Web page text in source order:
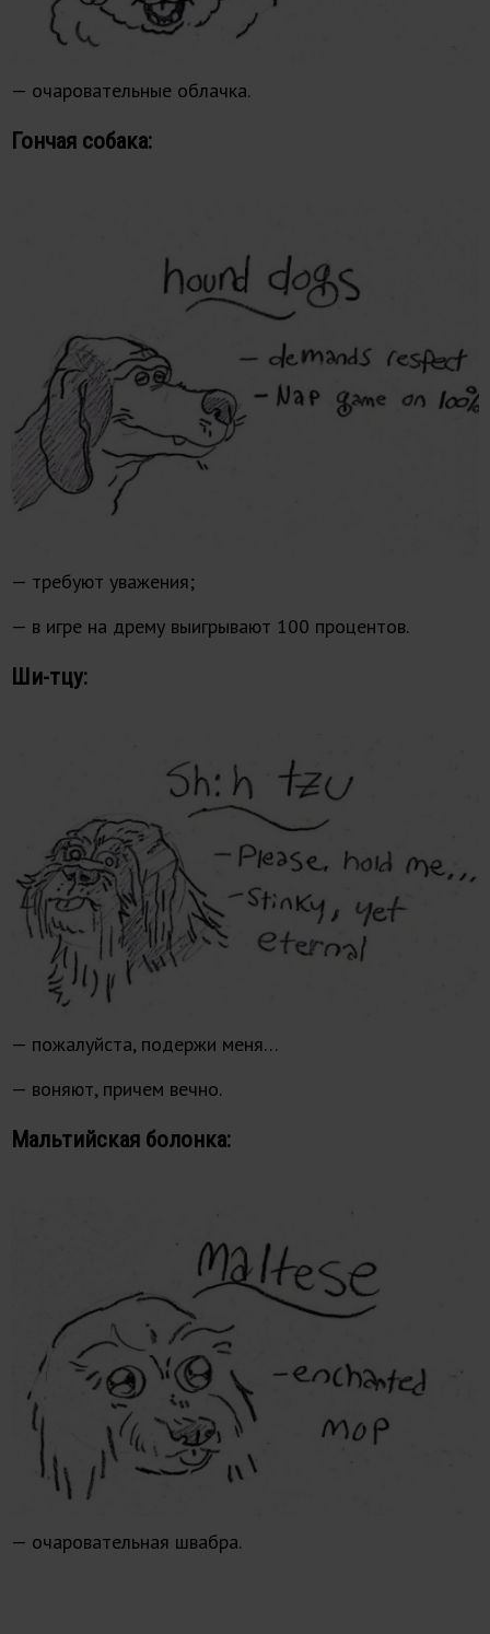
— очаровательные облачка.
Гончая собака:
— требуют уважения;
— в игре на дрему выигрывают 100 процентов.
Ши-тцу:
— пожалуйста, подержи меня…
— воняют, причем вечно.
Мальтийская болонка:
— очаровательная швабра.